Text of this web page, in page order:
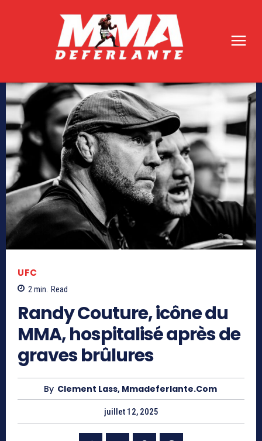
UFC
2min. Read
Randy Couture, icône du
MMA, hospitalisé après de
graves brûlures
By Clement Lass, Mmadeferlante.com
juillet 12, 2025